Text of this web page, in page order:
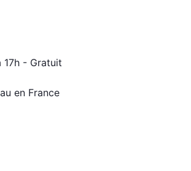
17h - Gratuit
en France